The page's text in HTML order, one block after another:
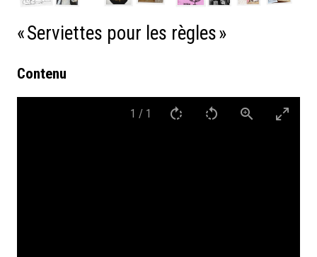
« Serviettes pour les règles »
Contenu
1 / 1